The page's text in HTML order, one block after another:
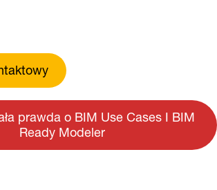
prawda o BIM Use Cases I BIM
Ready Modeler